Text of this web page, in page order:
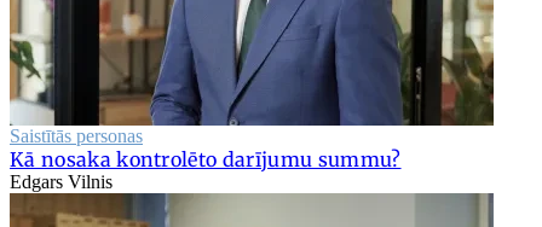
Saistītās personas
Kā nosaka kontrolēto darījumu summu?
Edgars Vilnis